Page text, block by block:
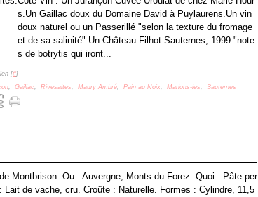
s.Un Gaillac doux du Domaine David à Puylaurens.Un vin
doux naturel ou un Passerillé "selon la texture du fromage
et de sa salinité".Un Château Filhot Sauternes, 1999 "note
s de botrytis qui iront...
[#]
, Gaillac, Rivesaltes, Maury Ambré, Pain au Noix, Marions-les, Sauternes
Montbrison. Ou : Auvergne, Monts du Forez. Quoi : Pâte per
Lait de vache, cru. Croûte : Naturelle. Formes : Cylindre, 11,5